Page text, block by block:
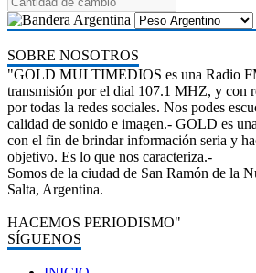
SOBRE NOSOTROS
"GOLD MULTIMEDIOS es una Radio
transmisión por el dial 107.1 MHZ, y con
por todas la redes sociales. Nos podes
calidad de sonido e imagen.- GOLD es
con el fin de brindar información seria y
objetivo. Es lo que nos caracteriza.-
Somos de la ciudad de San Ramón de la
Salta, Argentina.
HACEMOS PERIODISMO"
SÍGUENOS